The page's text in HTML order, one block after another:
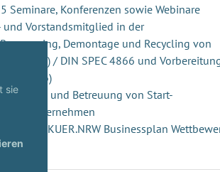
Seminare, Konferenzen sowie Webinare
und Vorstandsmitglied in der
Demontage und Recycling von
e.V.) / DIN SPEC 4866 und
2026)
und Betreuung von Start-
und Unternehmen
2020 im KUER.NRW Businessplan
sie